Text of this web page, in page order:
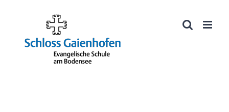
Werkzeugleiste öffnen
springen